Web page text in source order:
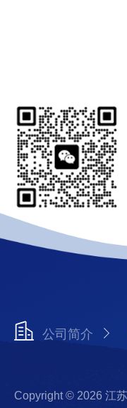
公司简介
Copyright © 2026 江